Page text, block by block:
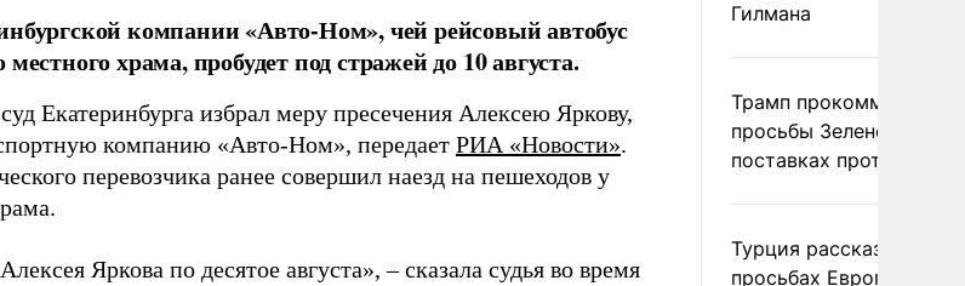
компании «Авто-Ном», чей рейсовый автобус
храма, пробудет под стражей до 10 августа.
Екатеринбурга избрал меру пресечения Алексею Яркову,
компанию «Авто-Ном», передает РИА «Новости».
перевозчика ранее совершил наезд на пешеходов у
Яркова по десятое августа», – сказала судья во время
Гилмана
Трамп
просьбы Зеленского о
поставках
Турция рассказала о
просьбах Европы